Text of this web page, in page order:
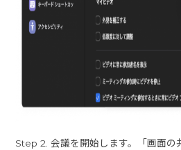
Step 2. 会議を開始します。「画面